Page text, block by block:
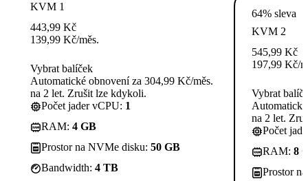
KVM 1
443,99 Kč
139,99 Kč/měs.
Vybrat balíček
Automatické obnovení za 304,99 Kč/měs.
na 2 let. Zrušit lze kdykoli.
Počet jader vCPU: 1
RAM: 4 GB
Prostor na NVMe disku: 50 GB
Bandwidth: 4 TB
64% sleva
KVM 2
545,99 Kč
197,99 Kč/
Vybrat
na 2 let.
Počet
RAM: 8
Prostor